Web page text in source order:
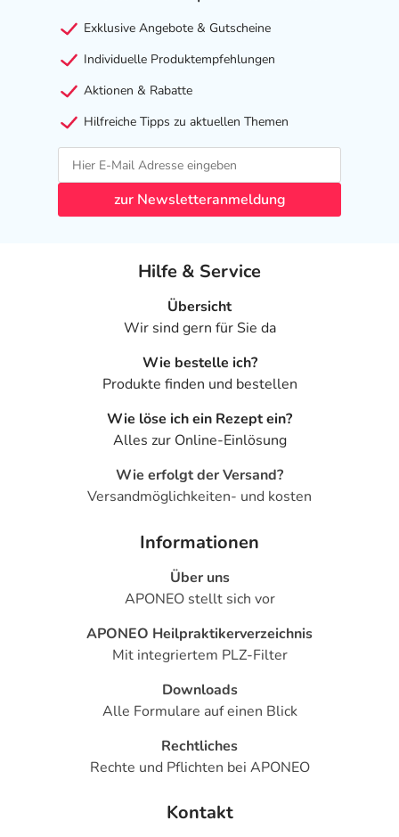
- Herzerkrankung, wie:
- Herzschwäche
- Herzinfarkt in der Vorgeschichte
- Pulserniedrigung
- Abweichung im EKG (Verlängerung der QT-Dauer)
- Neigung zu Krampfanfällen, d.h. in der eigenen
Vorgeschichte sind epileptische Anfälle bekannt
- Eingeschränkte Nierenfunktion
- Störungen des Salzhaushaltes, wie:
(Hypomagnesiämie)
- Glucose-6-phosphat-dehydrogenase-Mangel (spezielle
vererbte Stoffwechselstörung)
- Myasthenia gravis (Erkrankung des Nervensystems mit
Muskelerschlaffung)
- Sehnenbeschwerden infolge einer Chinolontherapie in
- Sackartig erweiterte Hauptschlagader
(Aortenaneurysma), wenn ein Risiko - auch in der
Familiengeschichte - dafür besteht.
Welche Altersgruppe ist zu beachten?
angewendet werden.
- Kinder und Jugendliche unter 18 Jahren: In dieser
Altersgruppe sollte das Arzneimittel nur bei bestimmten
hierzu Ihren Arzt oder Apotheker.
Was ist mit Schwangerschaft und Stillzeit?
- Schwangerschaft: Das Arzneimittel sollte nach
derzeitigen Erkenntnissen nicht angewendet werden.
- Stillzeit: Von einer Anwendung wird nach derzeitigen
Erkenntnissen abgeraten. Eventuell ist ein Abstillen in
Exklusive Angebote & Gutscheine
Individuelle Produktempfehlungen
Aktionen & Rabatte
Hilfreiche Tipps zu aktuellen Themen
zur Newsletteranmeldung
Hilfe & Service
Übersicht
Wir sind gern für Sie da
Wie bestelle ich?
Produkte finden und bestellen
Wie löse ich ein Rezept ein?
Alles zur Online-Einlösung
Wie erfolgt der Versand?
Versandmöglichkeiten- und kosten
Informationen
Über uns
APONEO stellt sich vor
APONEO Heilpraktikerverzeichnis
Mit integriertem PLZ-Filter
Downloads
Alle Formulare auf einen Blick
Rechtliches
Rechte und Pflichten bei APONEO
Kontakt